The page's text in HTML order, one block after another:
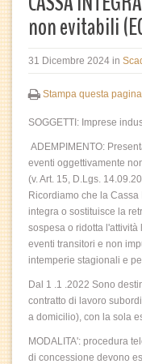
non evitabili
31 Dicembre 2024 in
Stampa questa pagina
SOGGETTI: Imprese
ADEMPIMENTO:
eventi oggettivamente
(v. Art. 15, D.Lgs.
Ricordiamo che la
integra o sostituisce la
sospesa o ridotta
eventi transitori e non
intemperie stagionali e
Dal 1 .1 .2022 Sono
contratto di lavoro
a domicilio), con la sola
MODALITA': procedura
di concessione devono